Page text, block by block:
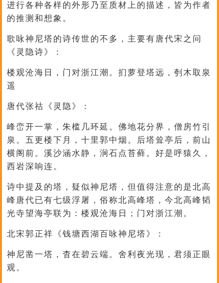
进行各种各样的外形乃至质材上的描述，皆为作者
的推测和想象。
歌咏神尼塔的诗传世的不多，主要有唐代宋之问
《灵隐诗》：
楼观沧海日，门对浙江潮。扪萝登塔远，刳木取泉
遥
唐代张祜《灵隐》：
峰峦开一掌，朱槛几环延。佛地花分界，僧房竹引
泉。五更楼下月，十里郭中烟。后塔耸亭后，前山
横阁前。溪沙涵水静，涧石点苔藓。好是呼猿久，
西岩深响连。
诗中提及的塔，疑似神尼塔，但值得注意的是北高
峰唐代已有七级浮屠，俗称北高峰塔，今北高峰韬
光寺望海亭联为：楼观沧海日；门对浙江潮。
北宋郭正祥《钱塘西湖百咏神尼塔》：
神尼凿一塔，杳在碧云端。舍利夜光现，君须正眼
观。